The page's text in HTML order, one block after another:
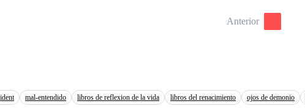
Anterior
mal-entendido libros de reflexion de la vida libros del renacimiento ojos de demonio